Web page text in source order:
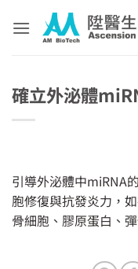
content
確立外泌體
引導外泌體中miRNA
胞修復與抗發炎力，
骨細胞、膠原蛋白、